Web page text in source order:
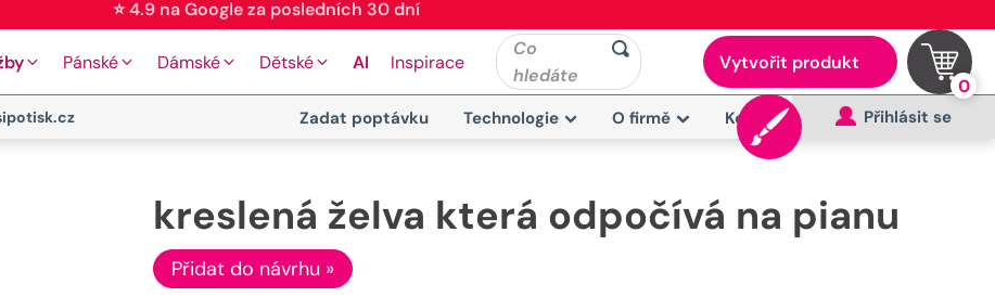
⭐ 4.9 na Google za posledních 30 dní
Pánské Dámské Dětské AI Inspirace
Co
hledáte
Vytvořit produkt
0
Zadat poptávku Technologie O firmě Kontakt Přihlásit se
kreslená želva která odpočívá na pianu
Přidat do návrhu »